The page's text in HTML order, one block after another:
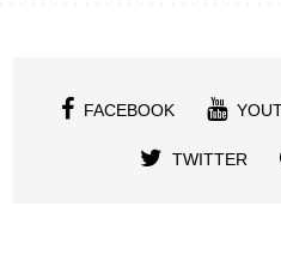
FACEBOOK
TWITTER